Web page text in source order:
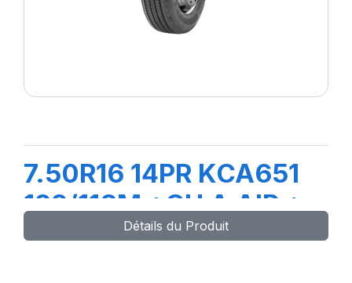
7.50R16 14PR KCA651
122/118M +CH A AIR +
FLAP
Détails du Produit